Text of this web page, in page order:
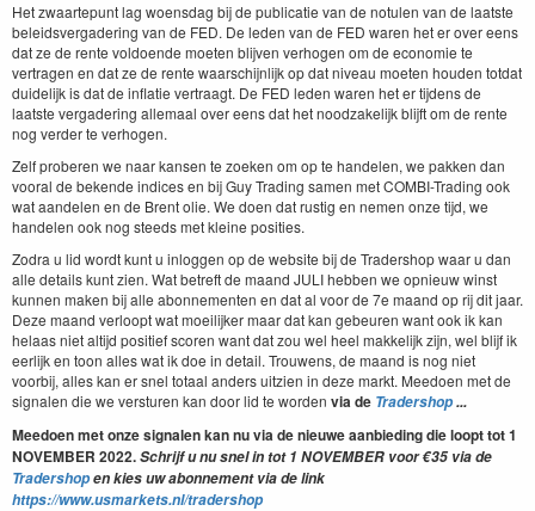
Het zwaartepunt lag woensdag bij de publicatie van de notulen van de laatste
beleidsvergadering van de FED. De leden van de FED waren het er over eens
dat ze de rente voldoende moeten blijven verhogen om de economie te
vertragen en dat ze de rente waarschijnlijk op dat niveau moeten houden totdat
duidelijk is dat de inflatie vertraagt. De FED leden waren het er tijdens de
laatste vergadering allemaal over eens dat het noodzakelijk blijft om de rente
nog verder te verhogen.
Zelf proberen we naar kansen te zoeken om op te handelen, we pakken dan
vooral de bekende indices en bij Guy Trading samen met COMBI-Trading ook
wat aandelen en de Brent olie. We doen dat rustig en nemen onze tijd, we
handelen ook nog steeds met kleine posities.
Zodra u lid wordt kunt u inloggen op de website bij de Tradershop waar u dan
alle details kunt zien. Wat betreft de maand JULI hebben we opnieuw winst
kunnen maken bij alle abonnementen en dat al voor de 7e maand op rij dit jaar.
Deze maand verloopt wat moeilijker maar dat kan gebeuren want ook ik kan
helaas niet altijd positief scoren want dat zou wel heel makkelijk zijn, wel blijf ik
eerlijk en toon alles wat ik doe in detail. Trouwens, de maand is nog niet
voorbij, alles kan er snel totaal anders uitzien in deze markt. Meedoen met de
signalen die we versturen kan door lid te worden via de Tradershop...
Meedoen met onze signalen kan nu via de nieuwe aanbieding die loopt tot 1
NOVEMBER 2022.Schrijf u nu snel in tot 1 NOVEMBER voor €35 via de
Tradershopen kies uw abonnement via de link
https://www.usmarkets.nl/tradershop